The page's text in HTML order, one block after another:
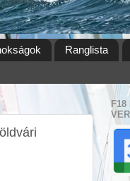
Ranglista
F18